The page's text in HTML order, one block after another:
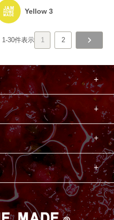
Yellow 3
1-30件表示 1 2